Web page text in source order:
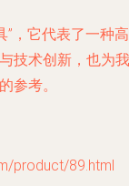
”，它代表了一种高
技术创新，也为我
参考。
product/89.html